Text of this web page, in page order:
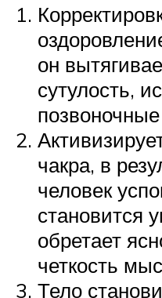
он
сутулость,
чакра, в
человек
становится
обретает
четкость
Тело